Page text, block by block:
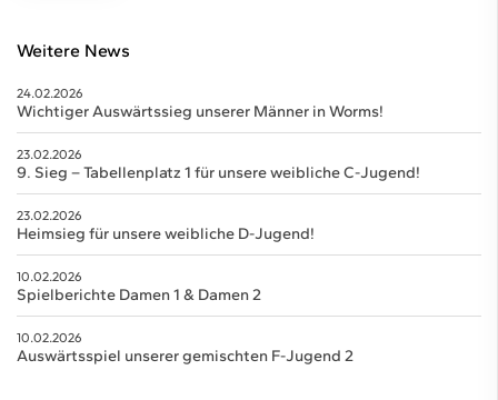
Weitere News
24.02.2026
Wichtiger Auswärtssieg unserer Männer in Worms!
23.02.2026
9. Sieg – Tabellenplatz 1 für unsere weibliche C-Jugend!
23.02.2026
Heimsieg für unsere weibliche D-Jugend!
10.02.2026
Spielberichte Damen 1 & Damen 2
10.02.2026
Auswärtsspiel unserer gemischten F-Jugend 2